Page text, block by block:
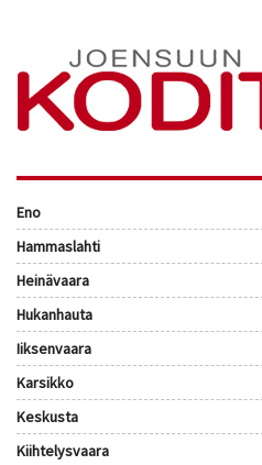
Eno
Hammaslahti
Heinävaara
Hukanhauta
Iiksenvaara
Karsikko
Keskusta
Kiihtelysvaara